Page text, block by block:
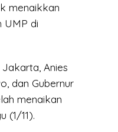
menaikkan
UMP di
Anies
dan Gubernur
menaikan
(1/11).